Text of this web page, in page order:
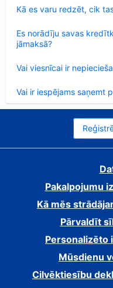
Kā es varu redzēt, cik
Es norādīju savas
jāmaksā?
Vai viesnīcai ir
Vai ir iespējams saņemt
Pakalpojumu
Kā mēs
Pārvaldīt
Personalizēto
Mūsdienu
Cilvēktiesību